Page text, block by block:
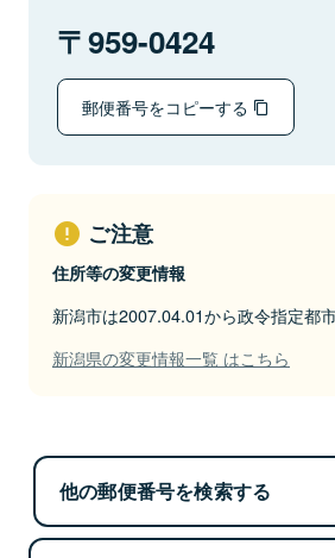
959-0424
郵便番号をコピーする
ご注意
住所等の変更情報
新潟市は2007.04.01から政令指定都
新潟県の変更情報一覧 はこちら
他の郵便番号を検索する